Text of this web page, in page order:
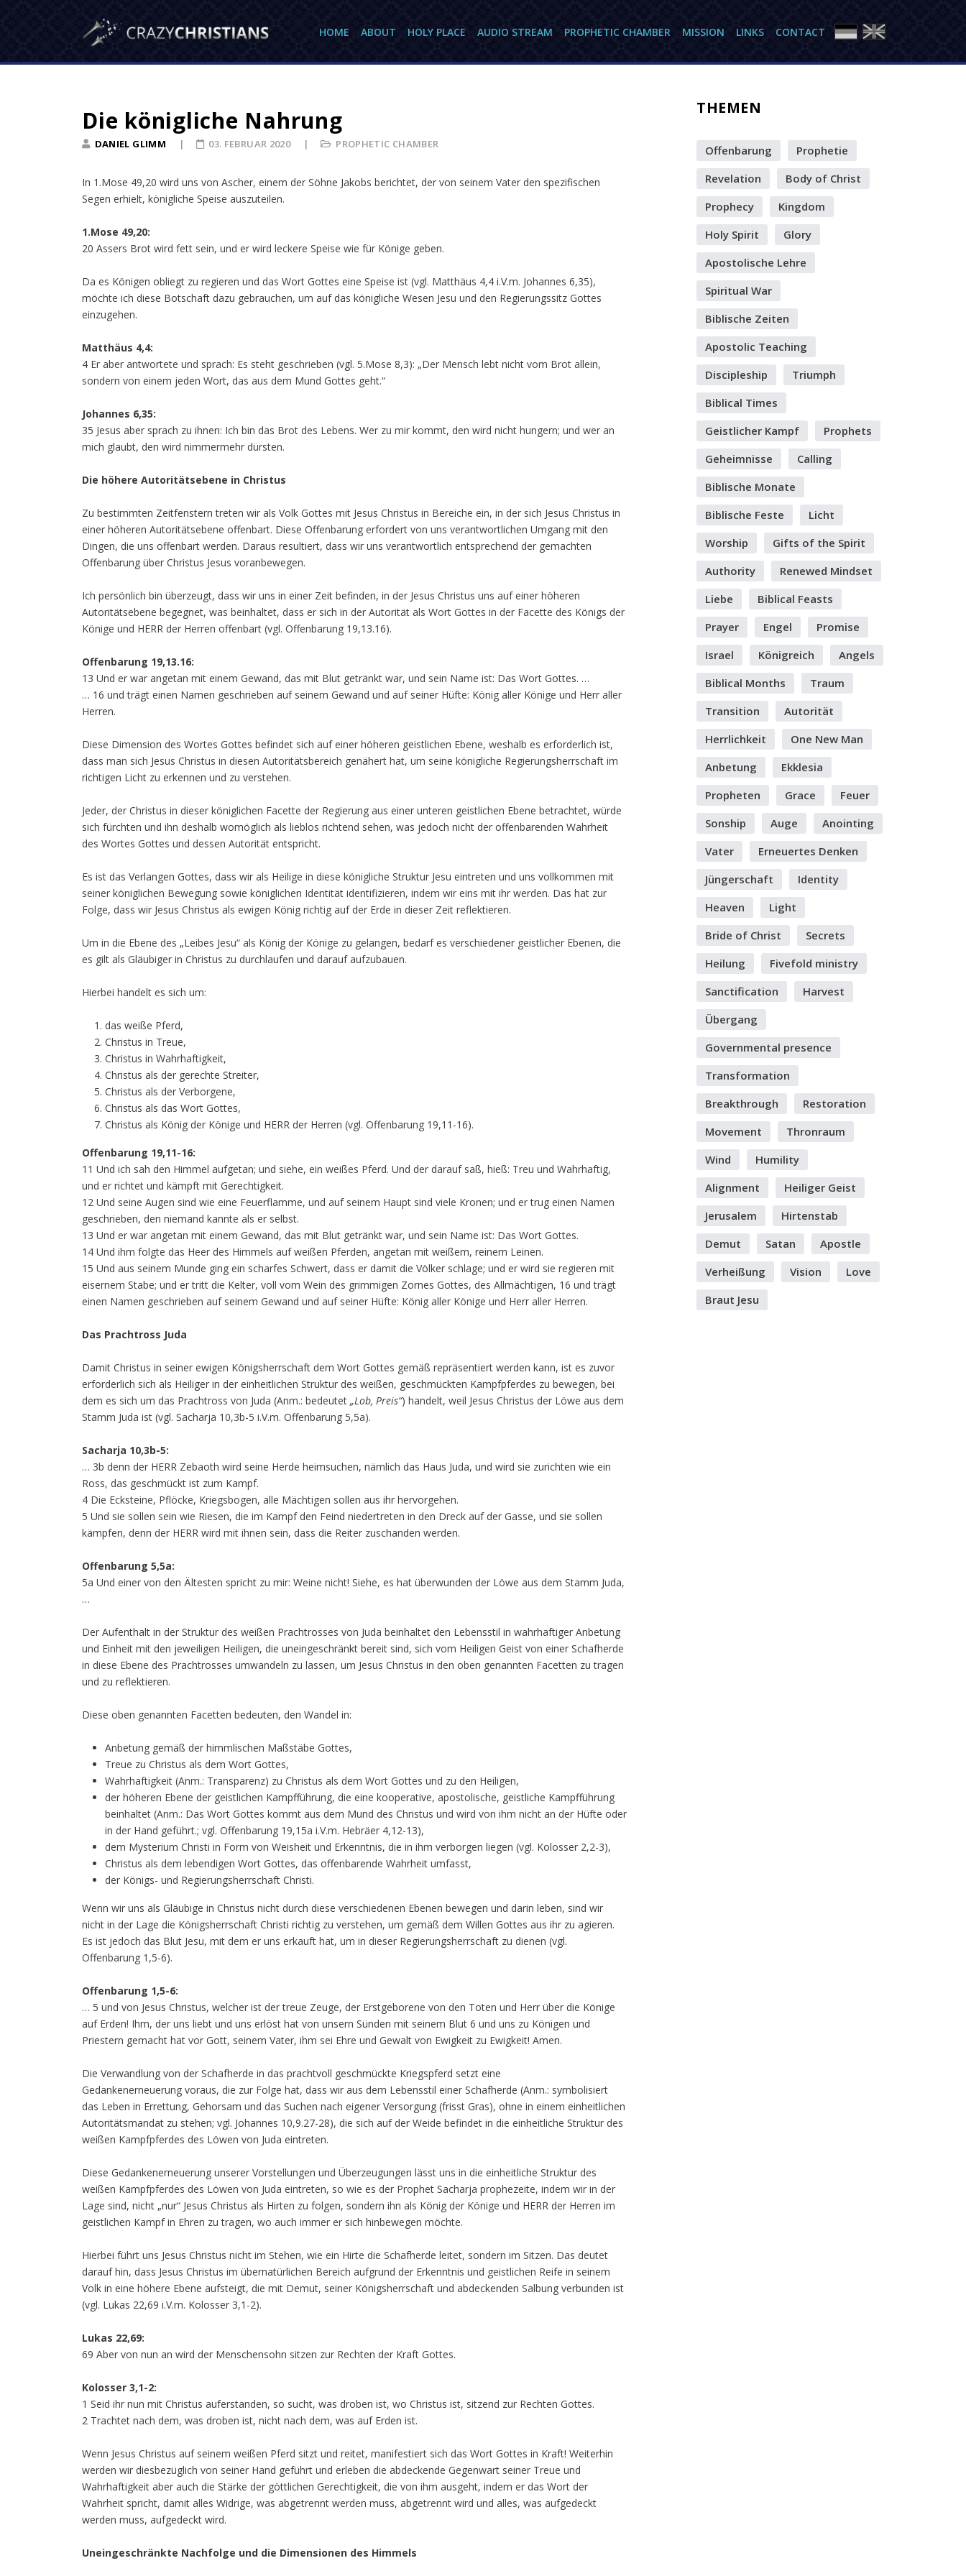
HOME ABOUT HOLY PLACE AUDIO STREAM PROPHETIC CHAMBER MISSION LINKS CONTACT
Die königliche Nahrung
DANIEL GLIMM PROPHETIC CHAMBER
03. FEBRUAR 2020
In 1.Mose 49,20 wird uns von Ascher, einem der Söhne Jakobs berichtet, der von seinem Vater den spezifischen
Segen erhielt, königliche Speise auszuteilen.
1.Mose 49,20:
20 Assers Brot wird fett sein, und er wird leckere Speise wie für Könige geben.
Da es Königen obliegt zu regieren und das Wort Gottes eine Speise ist (vgl. Matthäus 4,4 i.V.m. Johannes 6,35),
möchte ich diese Botschaft dazu gebrauchen, um auf das königliche Wesen Jesu und den Regierungssitz Gottes
einzugehen.
Matthäus 4,4:
4 Er aber antwortete und sprach: Es steht geschrieben (vgl. 5.Mose 8,3): „Der Mensch lebt nicht vom Brot allein,
sondern von einem jeden Wort, das aus dem Mund Gottes geht.“
Johannes 6,35:
35 Jesus aber sprach zu ihnen: Ich bin das Brot des Lebens. Wer zu mir kommt, den wird nicht hungern; und wer an
mich glaubt, den wird nimmermehr dürsten.
Die höhere Autoritätsebene in Christus
Zu bestimmten Zeitfenstern treten wir als Volk Gottes mit Jesus Christus in Bereiche ein, in der sich Jesus Christus in
einer höheren Autoritätsebene offenbart. Diese Offenbarung erfordert von uns verantwortlichen Umgang mit den
Dingen, die uns offenbart werden. Daraus resultiert, dass wir uns verantwortlich entsprechend der gemachten
Offenbarung über Christus Jesus voranbewegen.
Ich persönlich bin überzeugt, dass wir uns in einer Zeit befinden, in der Jesus Christus uns auf einer höheren
Autoritätsebene begegnet, was beinhaltet, dass er sich in der Autorität als Wort Gottes in der Facette des Königs der
Könige und HERR der Herren offenbart (vgl. Offenbarung 19,13.16).
Offenbarung 19,13.16:
13 Und er war angetan mit einem Gewand, das mit Blut getränkt war, und sein Name ist: Das Wort Gottes. …
… 16 und trägt einen Namen geschrieben auf seinem Gewand und auf seiner Hüfte: König aller Könige und Herr aller
Herren.
Diese Dimension des Wortes Gottes befindet sich auf einer höheren geistlichen Ebene, weshalb es erforderlich ist,
dass man sich Jesus Christus in diesen Autoritätsbereich genähert hat, um seine königliche Regierungsherrschaft im
richtigen Licht zu erkennen und zu verstehen.
Jeder, der Christus in dieser königlichen Facette der Regierung aus einer unteren geistlichen Ebene betrachtet, würde
sich fürchten und ihn deshalb womöglich als lieblos richtend sehen, was jedoch nicht der offenbarenden Wahrheit
des Wortes Gottes und dessen Autorität entspricht.
Es ist das Verlangen Gottes, dass wir als Heilige in diese königliche Struktur Jesu eintreten und uns vollkommen mit
seiner königlichen Bewegung sowie königlichen Identität identifizieren, indem wir eins mit ihr werden. Das hat zur
Folge, dass wir Jesus Christus als ewigen König richtig auf der Erde in dieser Zeit reflektieren.
Um in die Ebene des „Leibes Jesu“ als König der Könige zu gelangen, bedarf es verschiedener geistlicher Ebenen, die
es gilt als Gläubiger in Christus zu durchlaufen und darauf aufzubauen.
Hierbei handelt es sich um:
das weiße Pferd,
Christus in Treue,
Christus in Wahrhaftigkeit,
Christus als der gerechte Streiter,
Christus als der Verborgene,
Christus als das Wort Gottes,
Christus als König der Könige und HERR der Herren (vgl. Offenbarung 19,11-16).
Offenbarung 19,11-16:
11 Und ich sah den Himmel aufgetan; und siehe, ein weißes Pferd. Und der darauf saß, hieß: Treu und Wahrhaftig,
und er richtet und kämpft mit Gerechtigkeit.
12 Und seine Augen sind wie eine Feuerflamme, und auf seinem Haupt sind viele Kronen; und er trug einen Namen
geschrieben, den niemand kannte als er selbst.
13 Und er war angetan mit einem Gewand, das mit Blut getränkt war, und sein Name ist: Das Wort Gottes.
14 Und ihm folgte das Heer des Himmels auf weißen Pferden, angetan mit weißem, reinem Leinen.
15 Und aus seinem Munde ging ein scharfes Schwert, dass er damit die Völker schlage; und er wird sie regieren mit
eisernem Stabe; und er tritt die Kelter, voll vom Wein des grimmigen Zornes Gottes, des Allmächtigen, 16 und trägt
einen Namen geschrieben auf seinem Gewand und auf seiner Hüfte: König aller Könige und Herr aller Herren.
Das Prachtross Juda
Damit Christus in seiner ewigen Königsherrschaft dem Wort Gottes gemäß repräsentiert werden kann, ist es zuvor
erforderlich sich als Heiliger in der einheitlichen Struktur des weißen, geschmückten Kampfpferdes zu bewegen, bei
dem es sich um das Prachtross von Juda (Anm.: bedeutet „Lob, Preis“) handelt, weil Jesus Christus der Löwe aus dem
Stamm Juda ist (vgl. Sacharja 10,3b-5 i.V.m. Offenbarung 5,5a).
Sacharja 10,3b-5:
… 3b denn der HERR Zebaoth wird seine Herde heimsuchen, nämlich das Haus Juda, und wird sie zurichten wie ein
Ross, das geschmückt ist zum Kampf.
4 Die Ecksteine, Pflöcke, Kriegsbogen, alle Mächtigen sollen aus ihr hervorgehen.
5 Und sie sollen sein wie Riesen, die im Kampf den Feind niedertreten in den Dreck auf der Gasse, und sie sollen
kämpfen, denn der HERR wird mit ihnen sein, dass die Reiter zuschanden werden.
Offenbarung 5,5a:
5a Und einer von den Ältesten spricht zu mir: Weine nicht! Siehe, es hat überwunden der Löwe aus dem Stamm Juda,
…
Der Aufenthalt in der Struktur des weißen Prachtrosses von Juda beinhaltet den Lebensstil in wahrhaftiger Anbetung
und Einheit mit den jeweiligen Heiligen, die uneingeschränkt bereit sind, sich vom Heiligen Geist von einer Schafherde
in diese Ebene des Prachtrosses umwandeln zu lassen, um Jesus Christus in den oben genannten Facetten zu tragen
und zu reflektieren.
Diese oben genannten Facetten bedeuten, den Wandel in:
Anbetung gemäß der himmlischen Maßstäbe Gottes,
Treue zu Christus als dem Wort Gottes,
Wahrhaftigkeit (Anm.: Transparenz) zu Christus als dem Wort Gottes und zu den Heiligen,
der höheren Ebene der geistlichen Kampfführung, die eine kooperative, apostolische, geistliche Kampfführung
beinhaltet (Anm.: Das Wort Gottes kommt aus dem Mund des Christus und wird von ihm nicht an der Hüfte oder
in der Hand geführt.; vgl. Offenbarung 19,15a i.V.m. Hebräer 4,12-13),
dem Mysterium Christi in Form von Weisheit und Erkenntnis, die in ihm verborgen liegen (vgl. Kolosser 2,2-3),
Christus als dem lebendigen Wort Gottes, das offenbarende Wahrheit umfasst,
der Königs- und Regierungsherrschaft Christi.
Wenn wir uns als Gläubige in Christus nicht durch diese verschiedenen Ebenen bewegen und darin leben, sind wir
nicht in der Lage die Königsherrschaft Christi richtig zu verstehen, um gemäß dem Willen Gottes aus ihr zu agieren.
Es ist jedoch das Blut Jesu, mit dem er uns erkauft hat, um in dieser Regierungsherrschaft zu dienen (vgl.
Offenbarung 1,5-6).
Offenbarung 1,5-6:
… 5 und von Jesus Christus, welcher ist der treue Zeuge, der Erstgeborene von den Toten und Herr über die Könige
auf Erden! Ihm, der uns liebt und uns erlöst hat von unsern Sünden mit seinem Blut 6 und uns zu Königen und
Priestern gemacht hat vor Gott, seinem Vater, ihm sei Ehre und Gewalt von Ewigkeit zu Ewigkeit! Amen.
Die Verwandlung von der Schafherde in das prachtvoll geschmückte Kriegspferd setzt eine
Gedankenerneuerung voraus, die zur Folge hat, dass wir aus dem Lebensstil einer Schafherde (Anm.: symbolisiert
das Leben in Errettung, Gehorsam und das Suchen nach eigener Versorgung (frisst Gras), ohne in einem einheitlichen
Autoritätsmandat zu stehen; vgl. Johannes 10,9.27-28), die sich auf der Weide befindet in die einheitliche Struktur des
weißen Kampfpferdes des Löwen von Juda eintreten.
Diese Gedankenerneuerung unserer Vorstellungen und Überzeugungen lässt uns in die einheitliche Struktur des
weißen Kampfpferdes des Löwen von Juda eintreten, so wie es der Prophet Sacharja prophezeite, indem wir in der
Lage sind, nicht „nur“ Jesus Christus als Hirten zu folgen, sondern ihn als König der Könige und HERR der Herren im
geistlichen Kampf in Ehren zu tragen, wo auch immer er sich hinbewegen möchte.
Hierbei führt uns Jesus Christus nicht im Stehen, wie ein Hirte die Schafherde leitet, sondern im Sitzen. Das deutet
darauf hin, dass Jesus Christus im übernatürlichen Bereich aufgrund der Erkenntnis und geistlichen Reife in seinem
Volk in eine höhere Ebene aufsteigt, die mit Demut, seiner Königsherrschaft und abdeckenden Salbung verbunden ist
(vgl. Lukas 22,69 i.V.m. Kolosser 3,1-2).
Lukas 22,69:
69 Aber von nun an wird der Menschensohn sitzen zur Rechten der Kraft Gottes.
Kolosser 3,1-2:
1 Seid ihr nun mit Christus auferstanden, so sucht, was droben ist, wo Christus ist, sitzend zur Rechten Gottes.
2 Trachtet nach dem, was droben ist, nicht nach dem, was auf Erden ist.
Wenn Jesus Christus auf seinem weißen Pferd sitzt und reitet, manifestiert sich das Wort Gottes in Kraft! Weiterhin
werden wir diesbezüglich von seiner Hand geführt und erleben die abdeckende Gegenwart seiner Treue und
Wahrhaftigkeit aber auch die Stärke der göttlichen Gerechtigkeit, die von ihm ausgeht, indem er das Wort der
Wahrheit spricht, damit alles Widrige, was abgetrennt werden muss, abgetrennt wird und alles, was aufgedeckt
werden muss, aufgedeckt wird.
Uneingeschränkte Nachfolge und die Dimensionen des Himmels
THEMEN
Offenbarung
Prophetie
Revelation
Body of Christ
Prophecy
Kingdom
Holy Spirit
Glory
Apostolische Lehre
Spiritual War
Biblische Zeiten
Apostolic Teaching
Discipleship
Triumph
Biblical Times
Geistlicher Kampf
Prophets
Geheimnisse
Calling
Biblische Monate
Biblische Feste
Licht
Worship
Gifts of the Spirit
Authority
Renewed Mindset
Liebe
Biblical Feasts
Prayer
Engel
Promise
Israel
Königreich
Angels
Biblical Months
Traum
Transition
Autorität
Herrlichkeit
One New Man
Anbetung
Ekklesia
Propheten
Grace
Feuer
Sonship
Auge
Anointing
Vater
Erneuertes Denken
Jüngerschaft
Identity
Heaven
Light
Bride of Christ
Secrets
Heilung
Fivefold ministry
Sanctification
Harvest
Übergang
Governmental presence
Transformation
Breakthrough
Restoration
Movement
Thronraum
Wind
Humility
Alignment
Heiliger Geist
Jerusalem
Hirtenstab
Demut
Satan
Apostle
Verheißung
Vision
Love
Braut Jesu